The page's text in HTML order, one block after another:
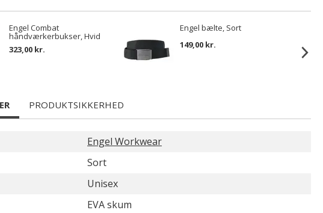
Engel Combat
håndværkerbukser, Hvid
323,00 kr.
Engel bælte, Sort
149,00 kr.
PRODUKTSIKKERHED
Engel Workwear
Sort
Unisex
EVA skum